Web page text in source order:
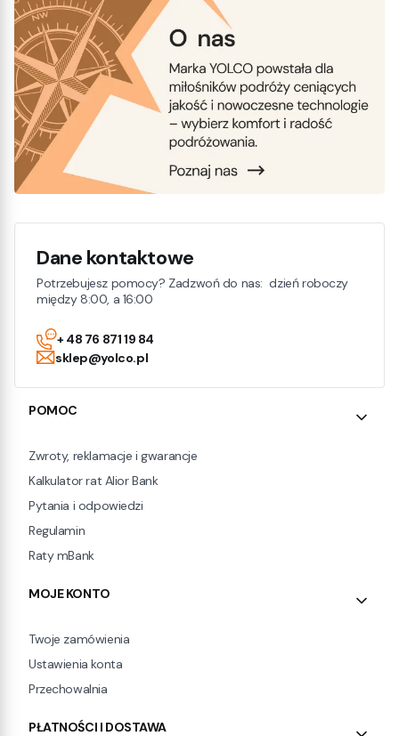
Dane kontaktowe
Potrzebujesz pomocy? Zadzwoń do nas: dzień roboczy
między 8:00, a 16:00
+ 48 76 871 19 84
sklep@yolco.pl
Linki w stopce
POMOC
Zwroty, reklamacje i gwarancje
Kalkulator rat Alior Bank
Pytania i odpowiedzi
Regulamin
Raty mBank
MOJE KONTO
Twoje zamówienia
Ustawienia konta
Przechowalnia
PŁATNOŚCI I DOSTAWA